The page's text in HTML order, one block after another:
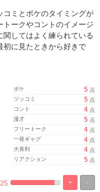
コミとボケのタイミングが
ークやコントのイメージ
してはよく練られている
初に見たときから好きで
ボケ 5 点
ツッコミ
5 点
コント
4 点
漫才
5 点
フリートーク
4 点
一発ギャグ
4 点
大喜利
4 点
リアクション
5 点
-
+
%
100%
25